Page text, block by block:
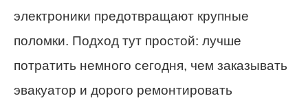
электроники предотвращают крупные
поломки. Подход тут простой: лучше
потратить немного сегодня, чем заказывать
эвакуатор и дорого ремонтировать